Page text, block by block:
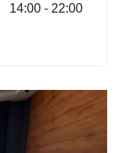
14:00 - 22:00